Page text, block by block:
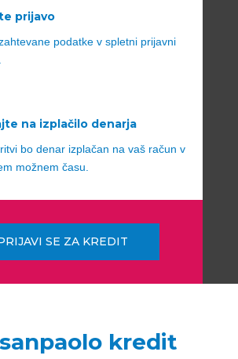
prijavo
podatke v spletni prijavni
na izplačilo denarja
bo denar izplačan na vaš račun v
možnem času.
SE ZA KREDIT
kredit